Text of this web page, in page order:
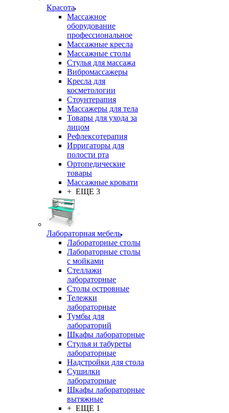
Красота
Массажное
оборудование
профессиональное
Массажные кресла
Массажные столы
Стулья для массажа
Вибромассажеры
Кресла для
косметологии
Стоунтерапия
Массажеры для тела
Товары для ухода за
лицом
Рефлексотерапия
Ирригаторы для
полости рта
Ортопедические
товары
Массажные кровати
+ ЕЩЕ 3
Лабораторная мебель
Лабораторные столы
Лабораторные столы
с мойками
Стеллажи
лабораторные
Столы островные
Тележки
лабораторные
Тумбы для
лабораторий
Шкафы лабораторные
Стулья и табуреты
лабораторные
Надстройки для стола
Сушилки
лабораторные
Шкафы лабораторные
вытяжные
+ ЕЩЕ 1